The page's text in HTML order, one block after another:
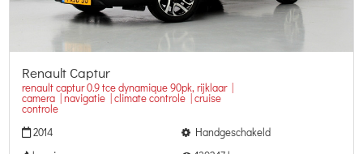
Renault Captur
renault captur 0.9 tce dynamique 90pk, rijklaar |
camera | navigatie | climate controle | cruise
controle
2014
Handgeschakeld